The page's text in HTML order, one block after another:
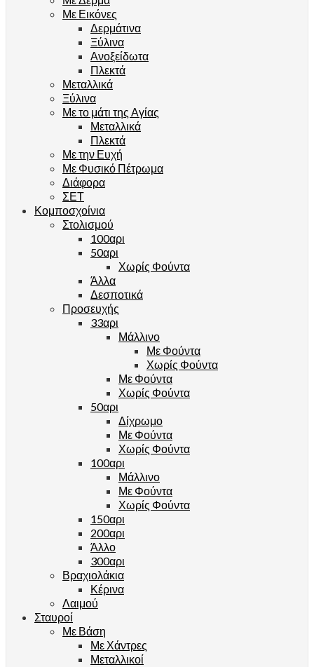
Με Εικόνες
Δερμάτινα
Ξύλινα
Ανοξείδωτα
Πλεκτά
Μεταλλικά
Ξύλινα
Με το μάτι της Αγίας
Μεταλλικά
Πλεκτά
Με την Ευχή
Με Φυσικό Πέτρωμα
Διάφορα
ΣΕΤ
Κομποσχοίνια
Στολισμού
100αρι
50αρι
Χωρίς Φούντα
Άλλα
Δεσποτικά
Προσευχής
33αρι
Μάλλινο
Με Φούντα
Χωρίς Φούντα
Με Φούντα
Χωρίς Φούντα
50αρι
Δίχρωμο
Με Φούντα
Χωρίς Φούντα
100αρι
Μάλλινο
Με Φούντα
Χωρίς Φούντα
150αρι
200αρι
Άλλο
300αρι
Βραχιολάκια
Κέρινα
Λαιμού
Σταυροί
Με Βάση
Με Χάντρες
Μεταλλικοί